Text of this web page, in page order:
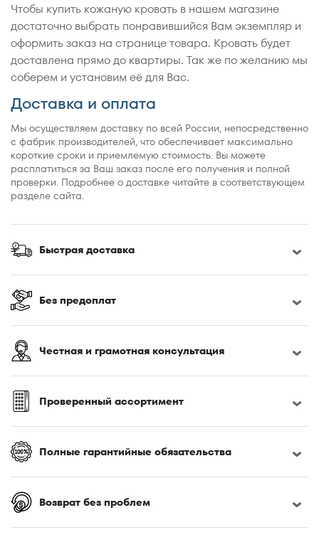
Чтобы купить кожаную кровать в нашем магазине
достаточно выбрать понравившийся Вам экземпляр и
оформить заказ на странице товара. Кровать будет
доставлена прямо до квартиры. Так же по желанию мы
соберем и установим её для Вас.
Доставка и оплата
Мы осуществляем доставку по всей России, непосредственно
с фабрик производителей, что обеспечивает максимально
короткие сроки и приемлемую стоимость. Вы можете
расплатиться за Ваш заказ после его получения и полной
проверки. Подробнее о доставке читайте в соответствующем
разделе сайта.
Быстрая доставка
Без предоплат
Честная и грамотная консультация
Проверенный ассортимент
Полные гарантийные обязательства
Возврат без проблем